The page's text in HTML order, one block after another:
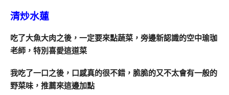
清炒水蓮
吃了大魚大肉之後，一定要來點蔬菜，旁邊新認識的空中瑜珈
老師，特別喜愛這道菜
我吃了一口之後，口感真的很不錯，脆脆的又不太會有一般的
野菜味，推薦來這邊加點